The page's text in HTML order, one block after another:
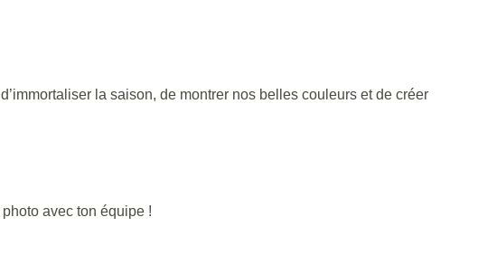
la saison, de montrer nos belles couleurs et de créer
avec ton équipe !